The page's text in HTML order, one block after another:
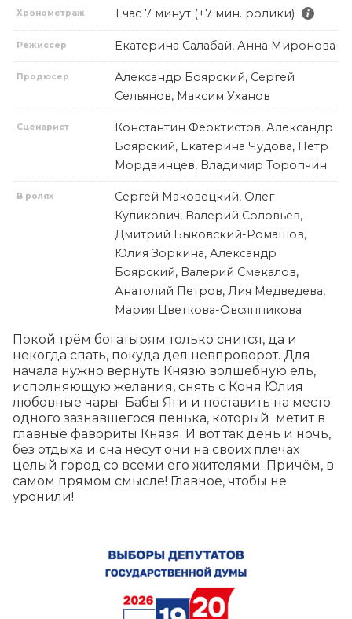
Хронометраж 1 час 7 минут (+7 мин. ролики)
Режиссер Екатерина Салабай, Анна Миронова
Продюсер
Александр Боярский, Сергей
Сельянов, Максим Уханов
Сценарист
Константин Феоктистов, Александр
Боярский, Екатерина Чудова, Петр
Мордвинцев, Владимир Торопчин
В ролях
Сергей Маковецкий, Олег
Куликович, Валерий Соловьев,
Дмитрий Быковский-Ромашов,
Юлия Зоркина, Александр
Боярский, Валерий Смекалов,
Анатолий Петров, Лия Медведева,
Мария Цветкова-Овсянникова
Покой трём богатырям только снится, да и
некогда спать, покуда дел невпроворот. Для
начала нужно вернуть Князю волшебную ель,
исполняющую желания, снять с Коня Юлия
любовные чары  Бабы Яги и поставить на место
одного зазнавшегося пенька, который  метит в
главные фавориты Князя. И вот так день и ночь,
без отдыха и сна несут они на своих плечах
целый город со всеми его жителями. Причём, в
самом прямом смысле! Главное, чтобы не
уронили!